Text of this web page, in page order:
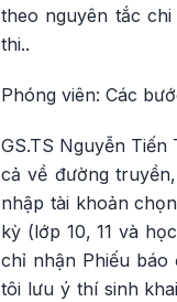
theo nguyên tắc
thi..
Phóng viên: Các
GS.TS Nguyễn
cả về đường
nhập tài khoản
kỳ (lớp 10, 11 và
chỉ nhận Phiếu
tôi lưu ý thí sinh